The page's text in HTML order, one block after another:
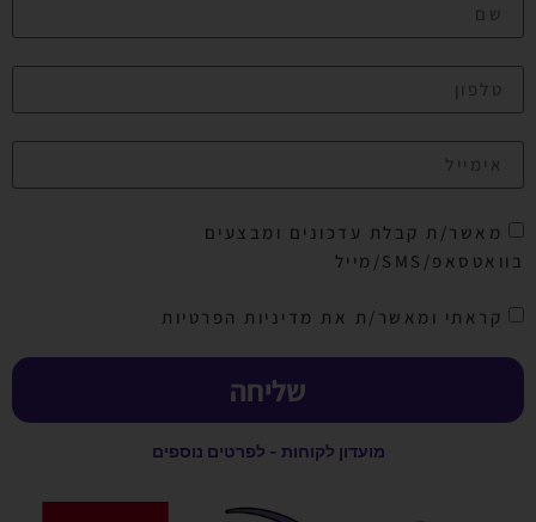
מאשר/ת קבלת עדכונים ומבצעים
בוואטסאפ/SMS/מייל
קראתי ומאשר/ת את מדיניות הפרטיות
שליחה
מועדון לקוחות - לפרטים נוספים